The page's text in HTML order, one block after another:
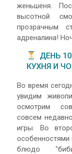
женьшеня.
высотной
прозрачным
адреналина!
ДЕНЬ
КУХНЯ И
Во время
увидим
осмотрим
совсем
игры. Во
особенностями
блюдо